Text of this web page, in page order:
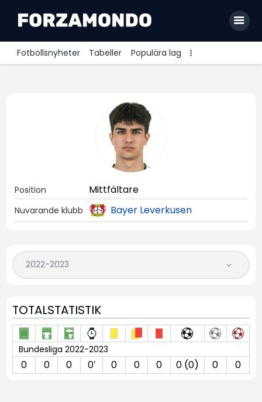
Fotbollsnyheter Tabeller Populära lag
Premier League
Ligue 1
Position Mittfältare
Nuvarande klubb Bayer Leverkusen
TOTALSTATISTIK
Bundesliga 2022-2023
0 0 0 0′ 0 0 0 0 (0) 0 0